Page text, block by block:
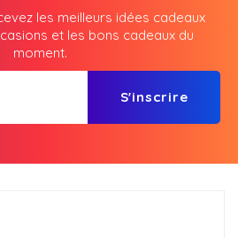
les meilleurs idées cadeaux
et les bons cadeaux du
moment.
S'inscrire